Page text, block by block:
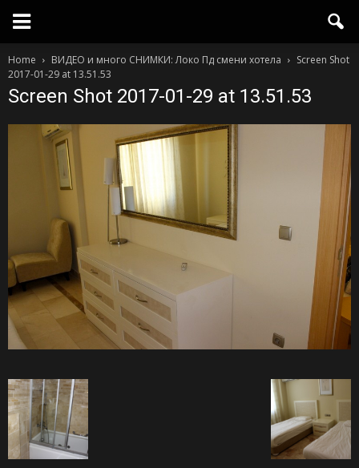
Home ВИДЕО и много СНИМКИ: Локо Пд смени хотела
Screen Shot
2017-01-29 at 13.51.53
Screen Shot 2017-01-29 at 13.51.53